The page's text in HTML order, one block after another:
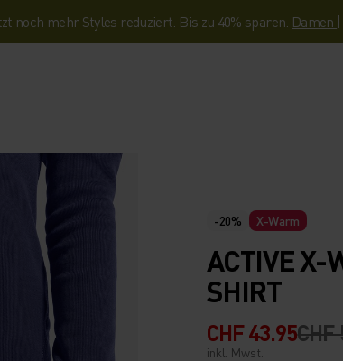
noch mehr Styles reduziert. Bis zu 40% sparen. Damen |
-20% X-Warm
ACTIVE X-
SHIRT
CHF 43.95CHF
inkl. Mwst.